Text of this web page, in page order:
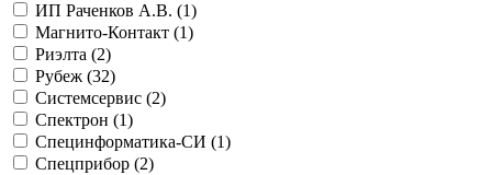
ИП Раченков А.В. (1)
Магнито-Контакт (1)
Риэлта (2)
Рубеж (32)
Системсервис (2)
Спектрон (1)
Специнформатика-СИ (1)
Спецприбор (2)